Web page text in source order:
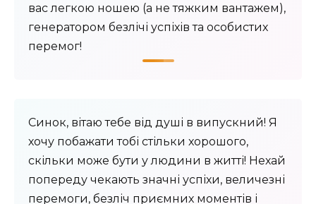
вас легкою ношею (а не тяжким вантажем),
генератором безлічі успіхів та особистих
перемог!
Синок, вітаю тебе від душі в випускний! Я
хочу побажати тобі стільки хорошого,
скільки може бути у людини в житті! Нехай
попереду чекають значні успіхи, величезні
перемоги, безліч приємних моментів і